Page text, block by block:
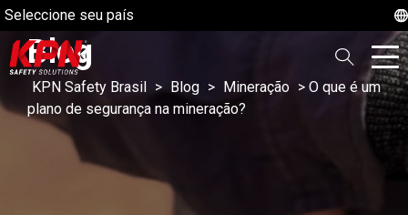
Seleccione seu país
Blog
KPN Safety Brasil > Blog > Mineração > O que é um
plano de segurança na mineração?